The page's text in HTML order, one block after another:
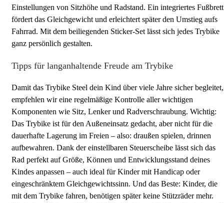
Einstellungen von Sitzhöhe und Radstand. Ein integriertes Fußbrett
fördert das Gleichgewicht und erleichtert später den Umstieg aufs
Fahrrad. Mit dem beiliegenden Sticker-Set lässt sich jedes Trybike
ganz persönlich gestalten.
Tipps für langanhaltende Freude am Trybike
Damit das Trybike Steel dein Kind über viele Jahre sicher begleitet,
empfehlen wir eine regelmäßige Kontrolle aller wichtigen
Komponenten wie Sitz, Lenker und Radverschraubung. Wichtig:
Das Trybike ist für den Außeneinsatz gedacht, aber nicht für die
dauerhafte Lagerung im Freien – also: draußen spielen, drinnen
aufbewahren. Dank der einstellbaren Steuerscheibe lässt sich das
Rad perfekt auf Größe, Können und Entwicklungsstand deines
Kindes anpassen – auch ideal für Kinder mit Handicap oder
eingeschränktem Gleichgewichtssinn. Und das Beste: Kinder, die
mit dem Trybike fahren, benötigen später keine Stützräder mehr.